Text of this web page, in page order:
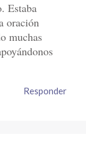
Estaba
oración
muchas
Responder